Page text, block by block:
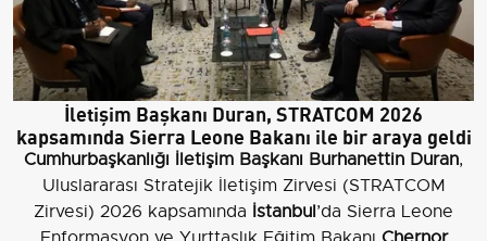
İletişim Başkanı Duran, STRATCOM 2026
kapsamında Sierra Leone Bakanı ile bir araya geldi
Cumhurbaşkanlığı İletişim Başkanı Burhanettin Duran,
Uluslararası Stratejik İletişim Zirvesi (STRATCOM
Zirvesi) 2026 kapsamında İstanbul’da Sierra Leone